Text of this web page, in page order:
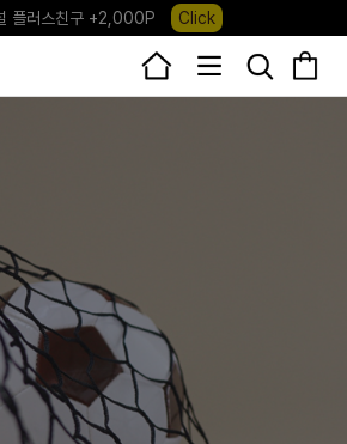
플러스친구 +2,000P
Click
앱 다운로드 +3,000P
Down